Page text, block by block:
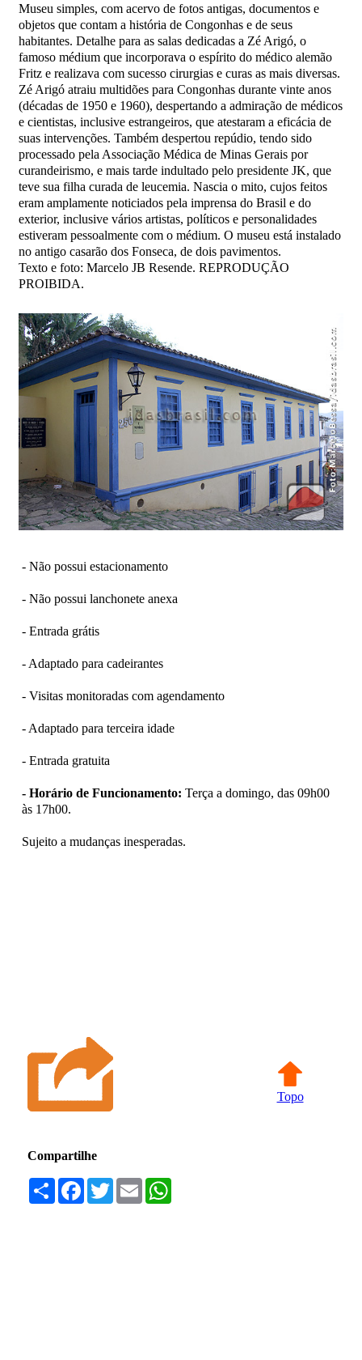
Museu simples, com acervo de fotos antigas, documentos e
objetos que contam a história de Congonhas e de seus
habitantes. Detalhe para as salas dedicadas a Zé Arigó, o
famoso médium que incorporava o espírito do médico alemão
Fritz e realizava com sucesso cirurgias e curas as mais diversas.
Zé Arigó atraiu multidões para Congonhas durante vinte anos
(décadas de 1950 e 1960), despertando a admiração de médicos
e cientistas, inclusive estrangeiros, que atestaram a eficácia de
suas intervenções. Também despertou repúdio, tendo sido
processado pela Associação Médica de Minas Gerais por
curandeirismo, e mais tarde indultado pelo presidente JK, que
teve sua filha curada de leucemia. Nascia o mito, cujos feitos
eram amplamente noticiados pela imprensa do Brasil e do
exterior, inclusive vários artistas, políticos e personalidades
estiveram pessoalmente com o médium. O museu está instalado
no antigo casarão dos Fonseca, de dois pavimentos.
Texto e foto: Marcelo JB Resende. REPRODUÇÃO
PROIBIDA.
- Não possui estacionamento
- Não possui lanchonete anexa
- Entrada grátis
- Adaptado para cadeirantes
- Visitas monitoradas com agendamento
- Adaptado para terceira idade
- Entrada gratuita
- Horário de Funcionamento: Terça a domingo, das 09h00
às 17h00.
Sujeito a mudanças inesperadas.
Topo
Compartilhe
Compartilhar
Facebook
TwitterEmail